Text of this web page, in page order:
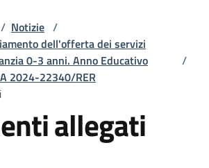
/ Notizie /
dell'offerta dei servizi
0-3 anni. Anno Educativo
2024-22340/RER
/
allegati